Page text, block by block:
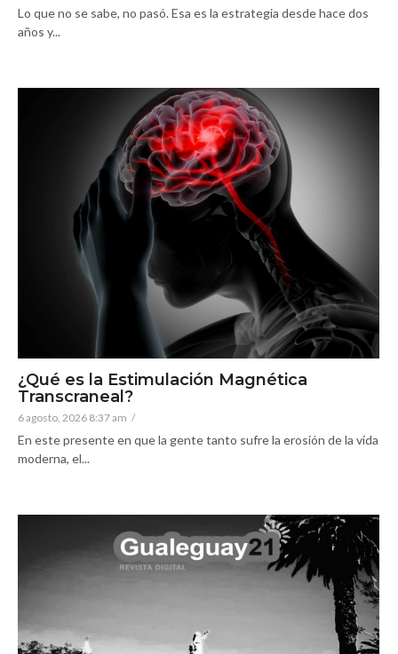
Lo que no se sabe, no pasó. Esa es la estrategia desde hace dos
años y...
¿Qué es la Estimulación Magnética
Transcraneal?
6 agosto, 2026 8:37 am /
En este presente en que la gente tanto sufre la erosión de la vida
moderna, el...